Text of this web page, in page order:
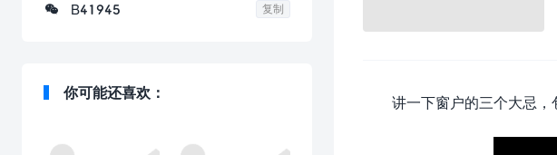
讲一下窗户的三个大忌，
 B41945 复制
你可能还喜欢：